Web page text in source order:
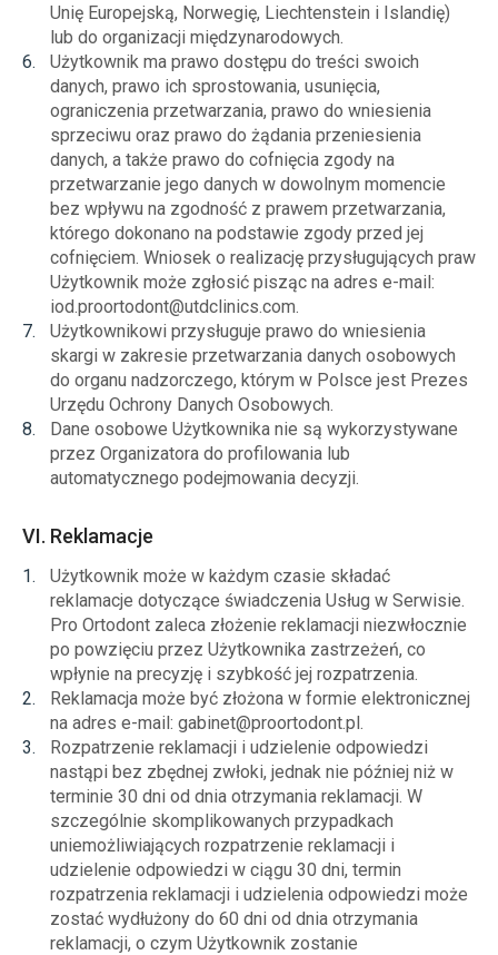
Unię Europejską, Norwegię, Liechtenstein i Islandię)
lub do organizacji międzynarodowych.
Użytkownik ma prawo dostępu do treści swoich
danych, prawo ich sprostowania, usunięcia,
ograniczenia przetwarzania, prawo do wniesienia
sprzeciwu oraz prawo do żądania przeniesienia
danych, a także prawo do cofnięcia zgody na
przetwarzanie jego danych w dowolnym momencie
bez wpływu na zgodność z prawem przetwarzania,
którego dokonano na podstawie zgody przed jej
cofnięciem. Wniosek o realizację przysługujących praw
Użytkownik może zgłosić pisząc na adres e-mail:
iod.proortodont@utdclinics.com.
Użytkownikowi przysługuje prawo do wniesienia
skargi w zakresie przetwarzania danych osobowych
do organu nadzorczego, którym w Polsce jest Prezes
Urzędu Ochrony Danych Osobowych.
Dane osobowe Użytkownika nie są wykorzystywane
przez Organizatora do profilowania lub
automatycznego podejmowania decyzji.
VI. Reklamacje
Użytkownik może w każdym czasie składać
reklamacje dotyczące świadczenia Usług w Serwisie.
Pro Ortodont zaleca złożenie reklamacji niezwłocznie
po powzięciu przez Użytkownika zastrzeżeń, co
wpłynie na precyzję i szybkość jej rozpatrzenia.
Reklamacja może być złożona w formie elektronicznej
na adres e-mail: gabinet@proortodont.pl.
Rozpatrzenie reklamacji i udzielenie odpowiedzi
nastąpi bez zbędnej zwłoki, jednak nie później niż w
terminie 30 dni od dnia otrzymania reklamacji. W
szczególnie skomplikowanych przypadkach
uniemożliwiających rozpatrzenie reklamacji i
udzielenie odpowiedzi w ciągu 30 dni, termin
rozpatrzenia reklamacji i udzielenia odpowiedzi może
zostać wydłużony do 60 dni od dnia otrzymania
reklamacji, o czym Użytkownik zostanie